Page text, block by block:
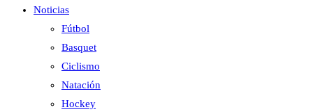
Noticias
Fútbol
Basquet
Ciclismo
Natación
Hockey